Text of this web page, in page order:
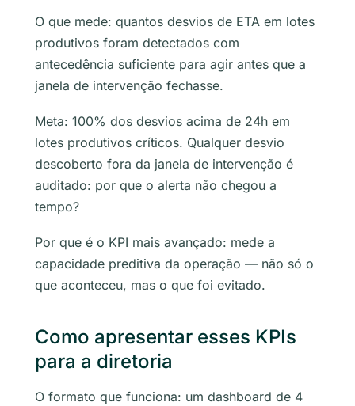
O que mede: quantos desvios de ETA em lotes
produtivos foram detectados com
antecedência suficiente para agir antes que a
janela de intervenção fechasse.
Meta: 100% dos desvios acima de 24h em
lotes produtivos críticos. Qualquer desvio
descoberto fora da janela de intervenção é
auditado: por que o alerta não chegou a
tempo?
Por que é o KPI mais avançado: mede a
capacidade preditiva da operação — não só o
que aconteceu, mas o que foi evitado.
Como apresentar esses KPIs
para a diretoria
O formato que funciona: um dashboard de 4